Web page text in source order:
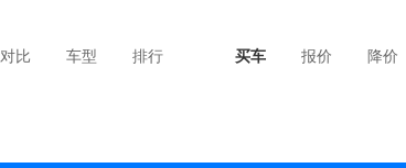
对比 车型 排行 买车 报价 降价